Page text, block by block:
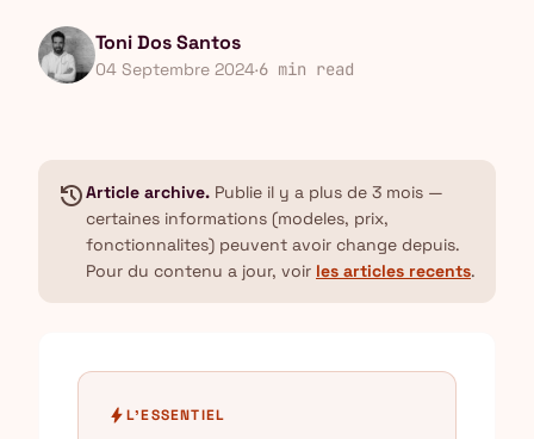
Toni Dos Santos
04 Septembre 2024·6 min read
historyArticle archive. Publie il y a plus de 3 mois —
certaines informations (modeles, prix,
fonctionnalites) peuvent avoir change depuis.
Pour du contenu a jour, voir les articles recents.
boltL'ESSENTIEL